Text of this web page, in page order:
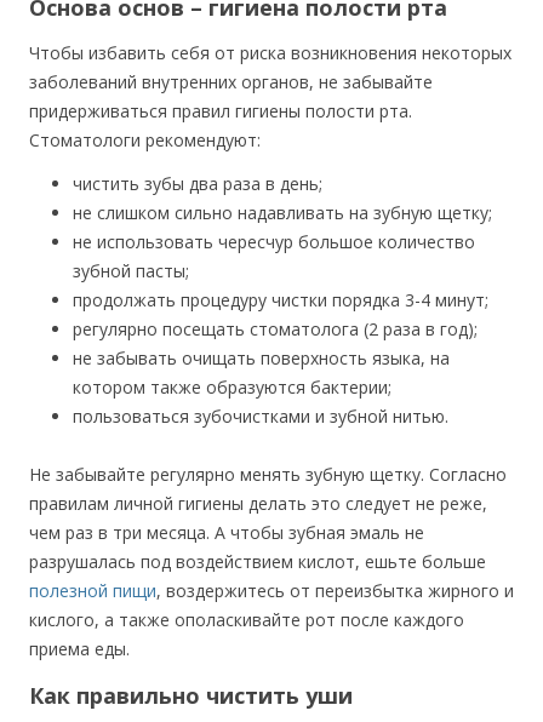
Основа основ – гигиена полости рта
Чтобы избавить себя от риска возникновения некоторых
заболеваний внутренних органов, не забывайте
придерживаться правил гигиены полости рта.
Стоматологи рекомендуют:
чистить зубы два раза в день;
не слишком сильно надавливать на зубную щетку;
не использовать чересчур большое количество
зубной пасты;
продолжать процедуру чистки порядка 3-4 минут;
регулярно посещать стоматолога (2 раза в год);
не забывать очищать поверхность языка, на
котором также образуются бактерии;
пользоваться зубочистками и зубной нитью.
Не забывайте регулярно менять зубную щетку. Согласно
правилам личной гигиены делать это следует не реже,
чем раз в три месяца. А чтобы зубная эмаль не
разрушалась под воздействием кислот, ешьте больше
полезной пищи, воздержитесь от переизбытка жирного и
кислого, а также ополаскивайте рот после каждого
приема еды.
Как правильно чистить уши